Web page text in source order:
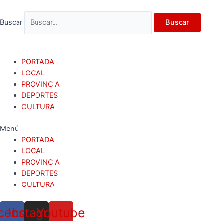
contenido
Buscar Buscar
PORTADA
LOCAL
PROVINCIA
DEPORTES
CULTURA
Menú
PORTADA
LOCAL
PROVINCIA
DEPORTES
CULTURA
Instagram
Youtube